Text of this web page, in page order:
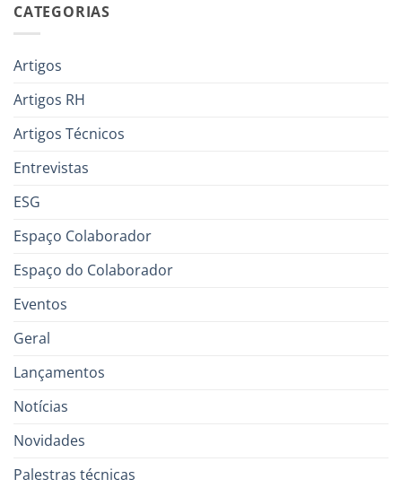
CATEGORIAS
Artigos
Artigos RH
Artigos Técnicos
Entrevistas
ESG
Espaço Colaborador
Espaço do Colaborador
Eventos
Geral
Lançamentos
Notícias
Novidades
Palestras técnicas